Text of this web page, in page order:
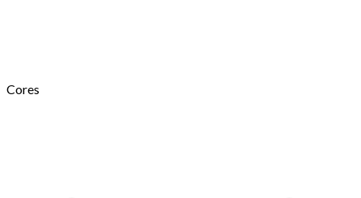
Cores